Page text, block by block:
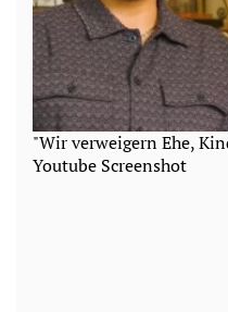
"Wir verweigern Ehe,
Youtube Screenshot